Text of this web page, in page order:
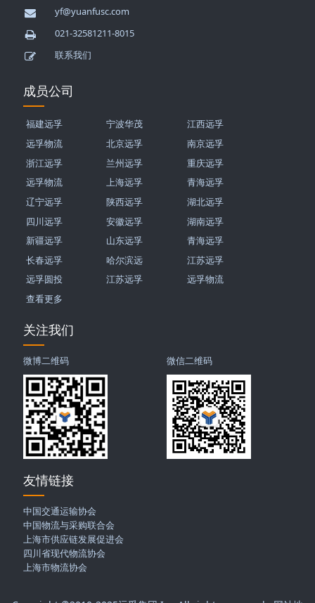
yf@yuanfusc.com
021-32581211-8015
联系我们
成员公司
福建远孚 宁波华茂
江西远孚
远孚物流
北京远孚
南京远孚
浙江远孚
兰州远孚
重庆远孚
远孚物流
上海远孚
青海远孚
辽宁远孚
陕西远孚
湖北远孚
四川远孚
安徽远孚
湖南远孚
新疆远孚
山东远孚
青海远孚
长春远孚
哈尔滨远
江苏远孚
远孚圆投
江苏远孚
远孚物流
查看更多
关注我们
微博二维码 微信二维码
友情链接
中国交通运输协会
中国物流与采购联合会
上海市供应链发展促进会
四川省现代物流协会
上海市物流协会